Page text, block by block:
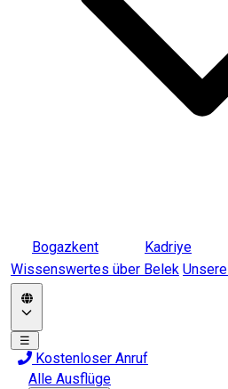
Bogazkent Kadriye
Wissenswertes über Belek
☰
Kostenloser Anruf
Alle Ausflüge